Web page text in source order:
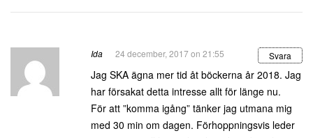
Ida 24 december, 2017 on 21:55 Svara
Jag SKA ägna mer tid åt böckerna år 2018. Jag
har försakat detta intresse allt för länge nu.
För att ”komma igång” tänker jag utmana mig
med 30 min om dagen. Förhoppningsvis leder